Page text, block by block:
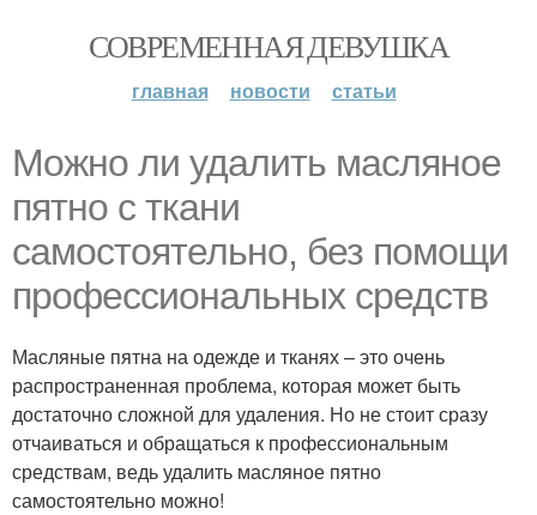
СОВРЕМЕННАЯ ДЕВУШКА
главная новости статьи
Можно ли удалить масляное
пятно с ткани
самостоятельно, без помощи
профессиональных средств
Масляные пятна на одежде и тканях – это очень
распространенная проблема, которая может быть
достаточно сложной для удаления. Но не стоит сразу
отчаиваться и обращаться к профессиональным
средствам, ведь удалить масляное пятно
самостоятельно можно!